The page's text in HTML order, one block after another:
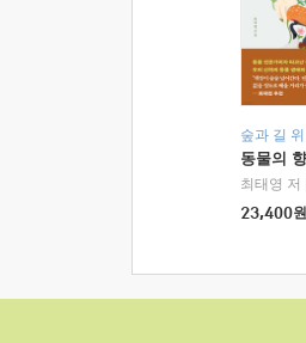
숲과 길
동물의
최태영 저
23,400원